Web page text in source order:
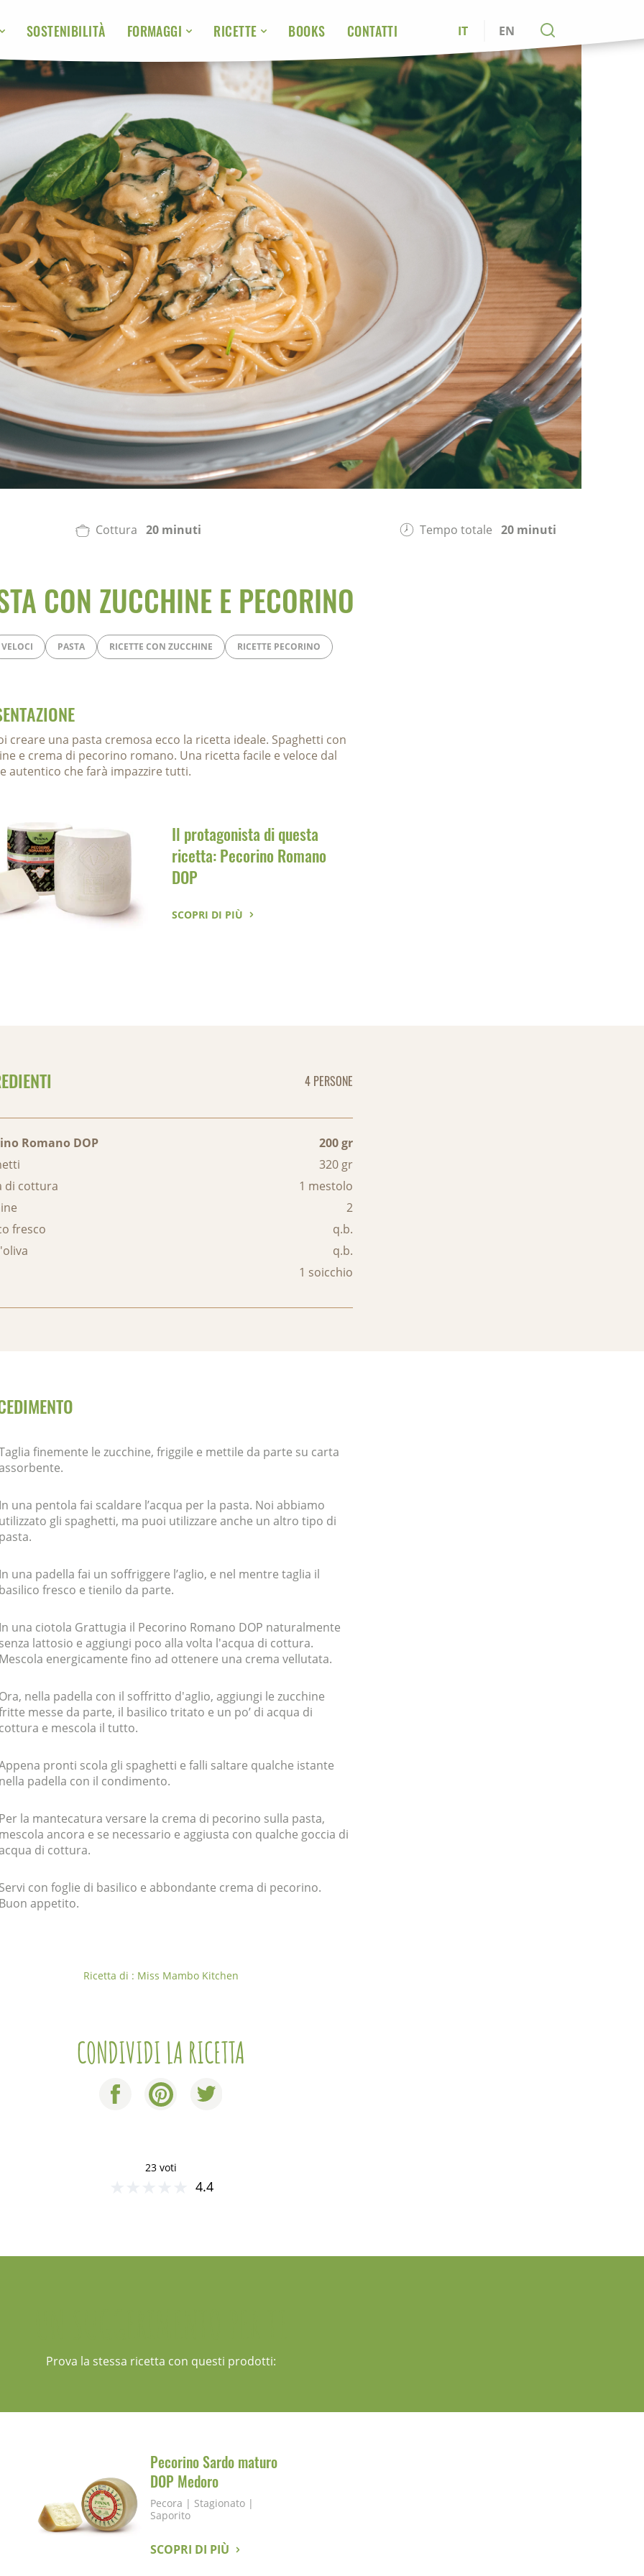
SOSTENIBILITÀ FORMAGGI RICETTE BOOKS CONTATTI IT EN
Cottura 20 minuti Tempo totale 20 minuti
CON ZUCCHINE E PECORINO
VELOCI PASTA RICETTE CON ZUCCHINE RICETTE PECORINO
creare una pasta cremosa ecco la ricetta ideale. Spaghetti con
e crema di pecorino romano. Una ricetta facile e veloce dal
autentico che farà impazzire tutti.
Il protagonista di questa
ricetta: Pecorino Romano
DOP
SCOPRI DI PIÙ
4 PERSONE
Romano DOP
200 gr
320 gr
di cottura
1 mestolo
2
fresco
q.b.
q.b.
1 soicchio
finemente le zucchine, friggile e mettile da parte su carta
In una pentola fai scaldare l’acqua per la pasta. Noi abbiamo
utilizzato gli spaghetti, ma puoi utilizzare anche un altro tipo di
pasta.
In una padella fai un soffriggere l’aglio, e nel mentre taglia il
basilico fresco e tienilo da parte.
In una ciotola Grattugia il Pecorino Romano DOP naturalmente
senza lattosio e aggiungi poco alla volta l'acqua di cottura.
Mescola energicamente fino ad ottenere una crema vellutata.
Ora, nella padella con il soffritto d'aglio, aggiungi le zucchine
messe da parte, il basilico tritato e un po’ di acqua di
cottura e mescola il tutto.
pronti scola gli spaghetti e falli saltare qualche istante
nella padella con il condimento.
Per la mantecatura versare la crema di pecorino sulla pasta,
mescola ancora e se necessario e aggiusta con qualche goccia di
di cottura.
Servi con foglie di basilico e abbondante crema di pecorino.
Buon appetito.
Ricetta di : Miss Mambo Kitchen
CONDIVIDI LA RICETTA
23 voti
4.4
Prova la stessa ricetta con questi prodotti:
Pecorino Sardo maturo
DOP Medoro
Pecora | Stagionato |
Saporito
SCOPRI DI PIÙ